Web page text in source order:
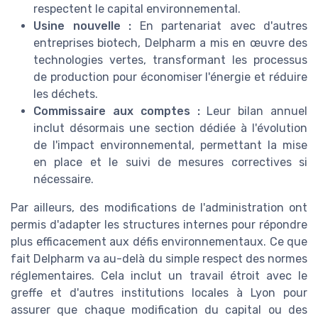
respectent le capital environnemental.
Usine nouvelle : En partenariat avec d'autres
entreprises biotech, Delpharm a mis en œuvre des
technologies vertes, transformant les processus
de production pour économiser l'énergie et réduire
les déchets.
Commissaire aux comptes :Leur bilan annuel
inclut désormais une section dédiée à l'évolution
de l'impact environnemental, permettant la mise
en place et le suivi de mesures correctives si
nécessaire.
Par ailleurs, des modifications de l'administration ont
permis d'adapter les structures internes pour répondre
plus efficacement aux défis environnementaux. Ce que
fait Delpharm va au-delà du simple respect des normes
réglementaires. Cela inclut un travail étroit avec le
greffe et d'autres institutions locales à Lyon pour
assurer que chaque modification du capital ou des